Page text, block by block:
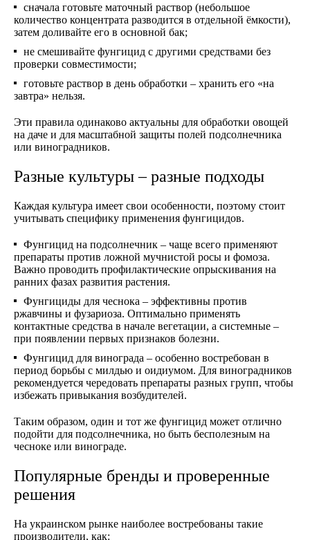
сначала готовьте маточный раствор (небольшое
количество концентрата разводится в отдельной ёмкости),
затем доливайте его в основной бак;
не смешивайте фунгицид с другими средствами без
проверки совместимости;
готовьте раствор в день обработки – хранить его «на
завтра» нельзя.
Эти правила одинаково актуальны для обработки овощей
на даче и для масштабной защиты полей подсолнечника
или виноградников.
Разные культуры – разные подходы
Каждая культура имеет свои особенности, поэтому стоит
учитывать специфику применения фунгицидов.
Фунгицид на подсолнечник – чаще всего применяют
препараты против ложной мучнистой росы и фомоза.
Важно проводить профилактические опрыскивания на
ранних фазах развития растения.
Фунгициды для чеснока – эффективны против
ржавчины и фузариоза. Оптимально применять
контактные средства в начале вегетации, а системные –
при появлении первых признаков болезни.
Фунгицид для винограда – особенно востребован в
период борьбы с милдью и оидиумом. Для виноградников
рекомендуется чередовать препараты разных групп, чтобы
избежать привыкания возбудителей.
Таким образом, один и тот же фунгицид может отлично
подойти для подсолнечника, но быть бесполезным на
чесноке или винограде.
Популярные бренды и проверенные
решения
На украинском рынке наиболее востребованы такие
производители, как: